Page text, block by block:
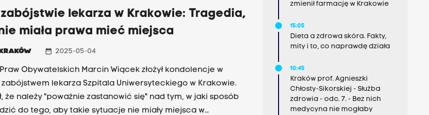
zabójstwie lekarza w Krakowie: Tragedia,
miała prawa mieć miejsca
date_range 2025-05-04
Obywatelskich Marcin Wiącek złożył kondolencje w
zabójstwem lekarza Szpitala Uniwersyteckiego w Krakowie.
że należy "poważnie zastanowić się" nad tym, w jaki sposób
do tego, aby takie sytuacje nie miały miejsca w
zmienił farmację w Krakowie
15:05
Dieta a zdrowa skóra. Fakty,
mity i to, co naprawdę działa
10:45
Kraków prof. Agnieszki
Chłosty-Sikorskiej - Służba
zdrowia - odc. 7. - Bez nich
medycyna nie mogłaby